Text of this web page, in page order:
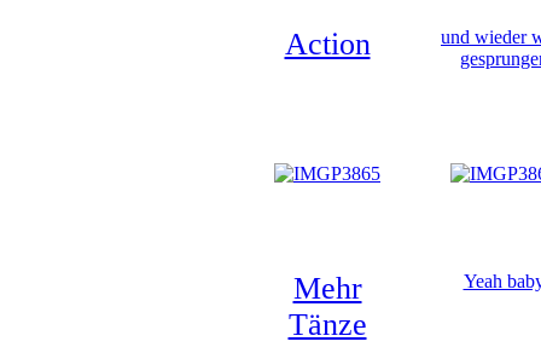
Action
und wieder
Mehr
Tänze
Yeah